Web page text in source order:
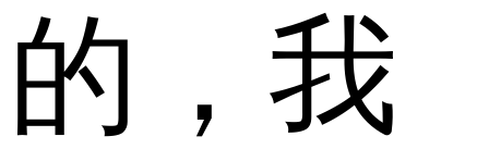
的，我